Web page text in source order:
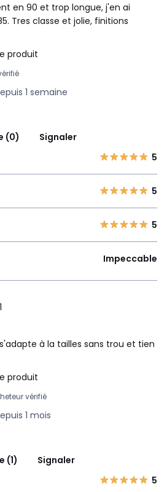
en 90 et trop longue, j'en ai
Tres classe et jolie, finitions
produit
1 semaine
(0)
Signaler
5
5
5
Impeccable
à la tailles sans trou et tien
produit
vérifié
1 mois
(1)
Signaler
5